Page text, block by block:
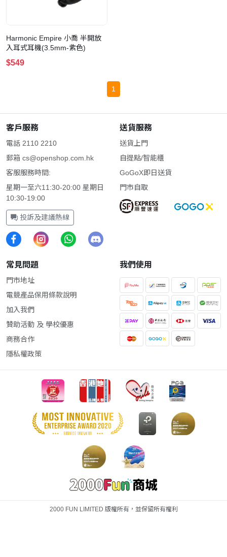
Harmonic Empire 小喬 半開放
入耳式耳機(3.5mm-紫色)
$549
1
客戶服務
電話 2110 2210
郵箱 cs@openshop.com.hk
客服服務時間:
星期一至六11:30-20:00 星期日
10:30-19:00
投訴及建議熱線
送貨服務
送貨上門
自提點/智能櫃
GoGoX即日送貨
門市自取
常見問題
門市地址
電競產品保用條款說明
加入我們
贊助活動 及 學校優惠
商務合作
隱私權政策
我們使用
2000 FUN LIMITED 版權所有，並保留所有權利